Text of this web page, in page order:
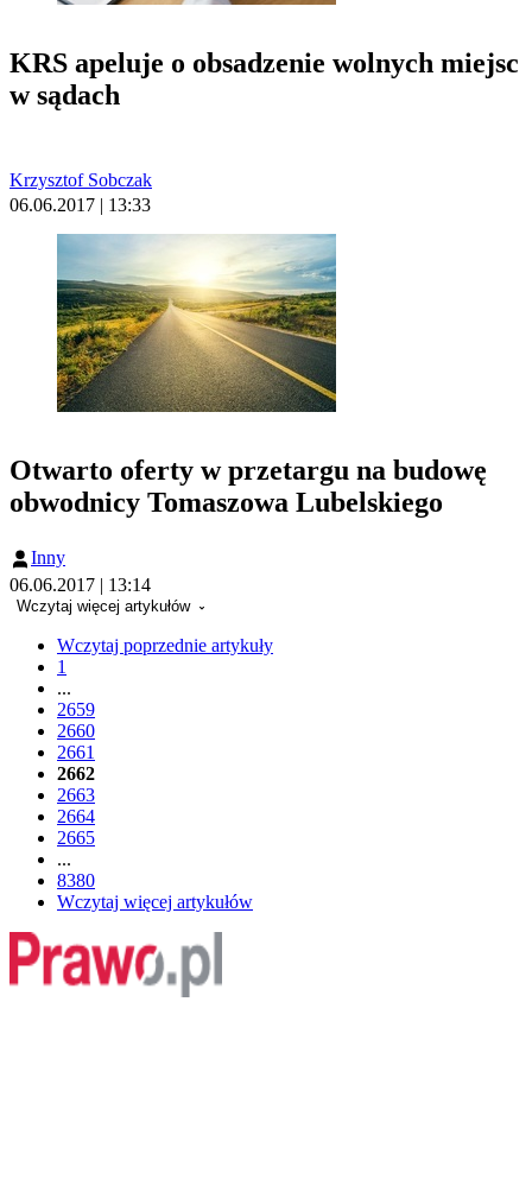
KRS apeluje o obsadzenie wolnych miejsc
w sądach
Krzysztof Sobczak
06.06.2017 | 13:33
Otwarto oferty w przetargu na budowę
obwodnicy Tomaszowa Lubelskiego
Inny
06.06.2017 | 13:14
Wczytaj więcej artykułów
Wczytaj poprzednie artykuły
1
...
2659
2660
2661
2662
2663
2664
2665
...
8380
Wczytaj więcej artykułów